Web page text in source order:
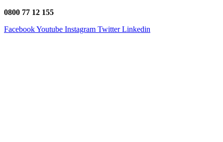
0800 77 12 155
FacebookYoutube Instagram Twitter Linkedin